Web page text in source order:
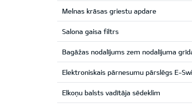
Melnas krāsas griestu apdare
Salona gaisa filtrs
Bagāžas nodalījums zem nodalījuma
Elektroniskais pārnesumu pārslēgs E-
Elkoņu balsts vadītāja sēdeklim